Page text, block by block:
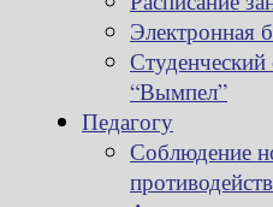
Электронная
“Вымпел”
Педагогу
Соблюдение